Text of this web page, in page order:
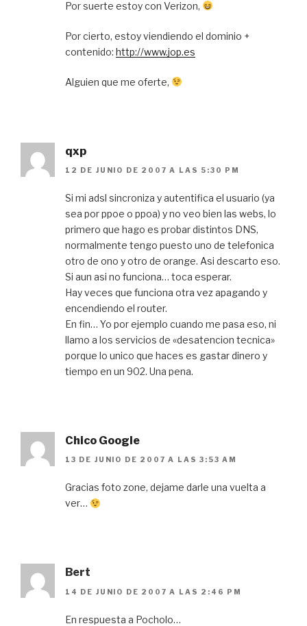
Por suerte estoy con Verizon,
Por cierto, estoy viendiendo el dominio +
contenido: http://www.jop.es
Alguien que me oferte,
qxp
12 DE JUNIO DE 2007 A LAS 5:30 PM
Si mi adsl sincroniza y autentifica el usuario (ya
sea por ppoe o ppoa) y no veo bien las webs, lo
primero que hago es probar distintos DNS,
normalmente tengo puesto uno de telefonica
otro de ono y otro de orange. Asi descarto eso.
Si aun asi no funciona… toca esperar.
Hay veces que funciona otra vez apagando y
encendiendo el router.
En fin… Yo por ejemplo cuando me pasa eso, ni
llamo a los servicios de «desatencion tecnica»
porque lo unico que haces es gastar dinero y
tiempo en un 902. Una pena.
Chico Google
13 DE JUNIO DE 2007 A LAS 3:53 AM
Gracias foto zone, dejame darle una vuelta a
ver…
Bert
14 DE JUNIO DE 2007 A LAS 2:46 PM
En respuesta a Pocholo…